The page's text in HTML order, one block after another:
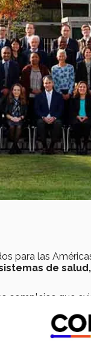
para las
de salud,
complejos que
salud pública.
de salud pública.